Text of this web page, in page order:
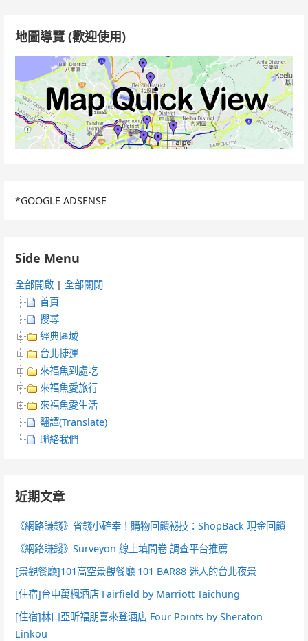
地圖導覽 (歡迎使用)
*GOOGLE ADSENSE
Side Menu
全部開啟 |全部關閉
首頁
搜尋
經典區域
台北捷運
來福魚到處吃
來福魚愛旅行
來福魚愛生活
翻譯(Translate)
聯絡我們
近期文章
《網路賺錢》省錢小確幸！購物回饋祕技：ShopBack 現金回饋
《網路賺錢》Surveyon 線上填問卷 調查平台推薦
[景觀餐廳]101高空景觀餐廳 101 BAR88 迷人的台北夜景
[住宿]台中萬楓酒店 Fairfield by Marriott Taichung
[住宿]林口亞昕福朋喜來登酒店 Four Points by Sheraton
Linkou